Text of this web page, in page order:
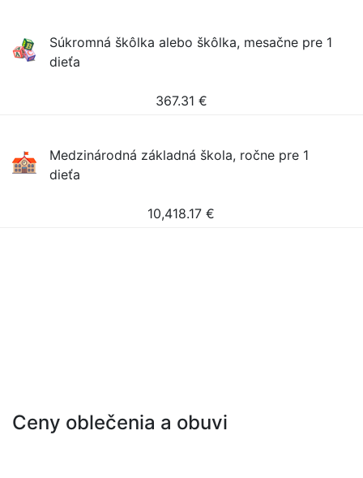
Súkromná škôlka alebo škôlka, mesačne pre 1
dieťa
367.31 €
Medzinárodná základná škola, ročne pre 1
dieťa
10,418.17 €
Ceny oblečenia a obuvi